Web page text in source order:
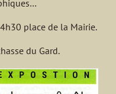
place de la Mairie.
du Gard.